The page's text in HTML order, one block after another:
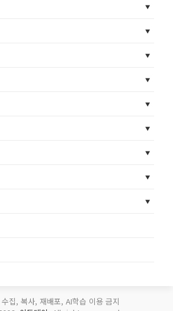
집, 복사, 재배포, AI학습 이용 금지